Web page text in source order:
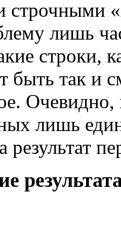
строчными
лишь
строки,
быть так и
лишь
результат